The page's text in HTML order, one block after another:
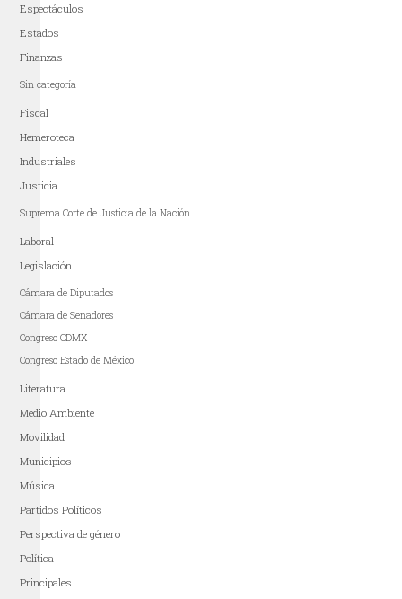
Espectáculos
Estados
Finanzas
Sin categoría
Fiscal
Hemeroteca
Industriales
Justicia
Suprema Corte de Justicia de la Nación
Laboral
Legislación
Cámara de Diputados
Cámara de Senadores
Congreso CDMX
Congreso Estado de México
Literatura
Medio Ambiente
Movilidad
Municipios
Música
Partidos Políticos
Perspectiva de género
Política
Principales